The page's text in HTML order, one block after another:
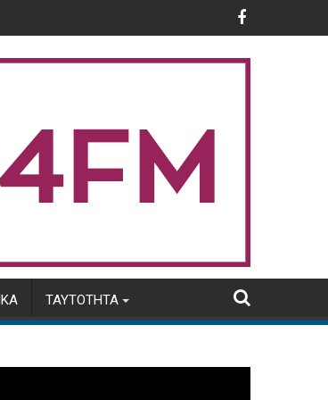
2026
Φωτιά στην Αιγιαλεία: Ολονύχτια αναμένεται
ΤΑΥΤΌΤΗΤΑ